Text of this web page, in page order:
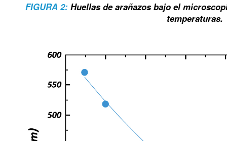
FIGURA 2: Huellas de arañazos bajo el
temperaturas.